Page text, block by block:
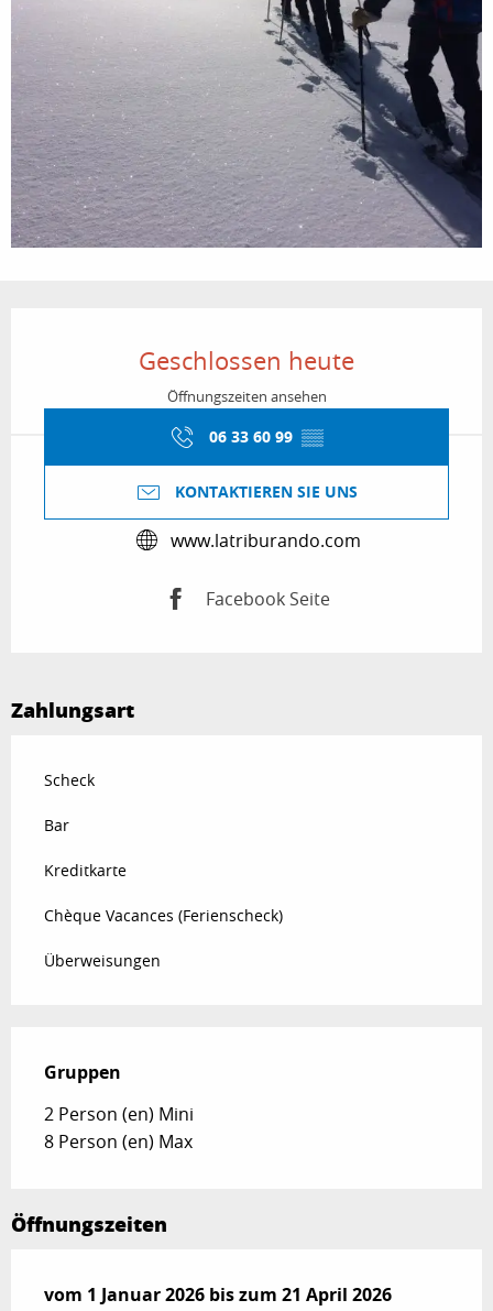
Geschlossen heute
Öffnungszeiten ansehen
06 33 60 99 ▒▒
KONTAKTIEREN SIE UNS
www.latriburando.com
Facebook Seite
Zahlungsart
Scheck
Bar
Kreditkarte
Chèque Vacances (Ferienscheck)
Überweisungen
Gruppen
Gruppen
2 Person (en) Mini
8 Person (en) Max
Öffnungszeiten
vom 1 Januar 2026 bis zum 21 April 2026
vom 1 Januar 2026 bis zum 21 April 2026